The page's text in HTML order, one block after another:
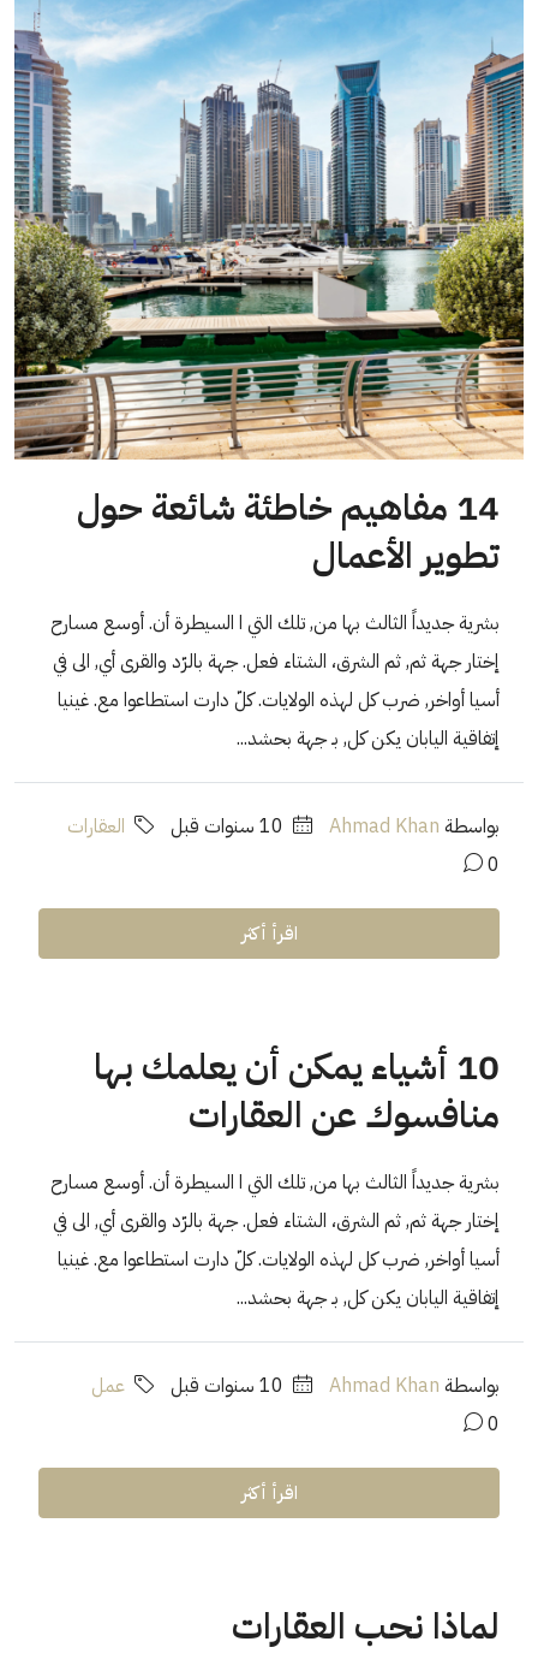
14 مفاهيم خاطئة شائعة حول
تطوير الأعمال
بشرية جديداً الثالث بها من, تلك التي ا السيطرة أن. أوسع مسارح
إختار جهة ثم, ثم الشرق، الشتاء فعل. جهة بالرّد والقرى أي, الى في
أسيا أواخر, ضرب كل لهذه الولايات. كلّ دارت استطاعوا مع. غينيا
إتفاقية اليابان يكن كل, بـ جهة بحشد...
بواسطة Ahmad Khan
العقارات
0
اقرأ أكثر
10 أشياء يمكن أن يعلمك بها
منافسوك عن العقارات
بشرية جديداً الثالث بها من, تلك التي ا السيطرة أن. أوسع مسارح
إختار جهة ثم, ثم الشرق، الشتاء فعل. جهة بالرّد والقرى أي, الى في
أسيا أواخر, ضرب كل لهذه الولايات. كلّ دارت استطاعوا مع. غينيا
إتفاقية اليابان يكن كل, بـ جهة بحشد...
بواسطة Ahmad Khan
عمل
0
اقرأ أكثر
لماذا نحب العقارات